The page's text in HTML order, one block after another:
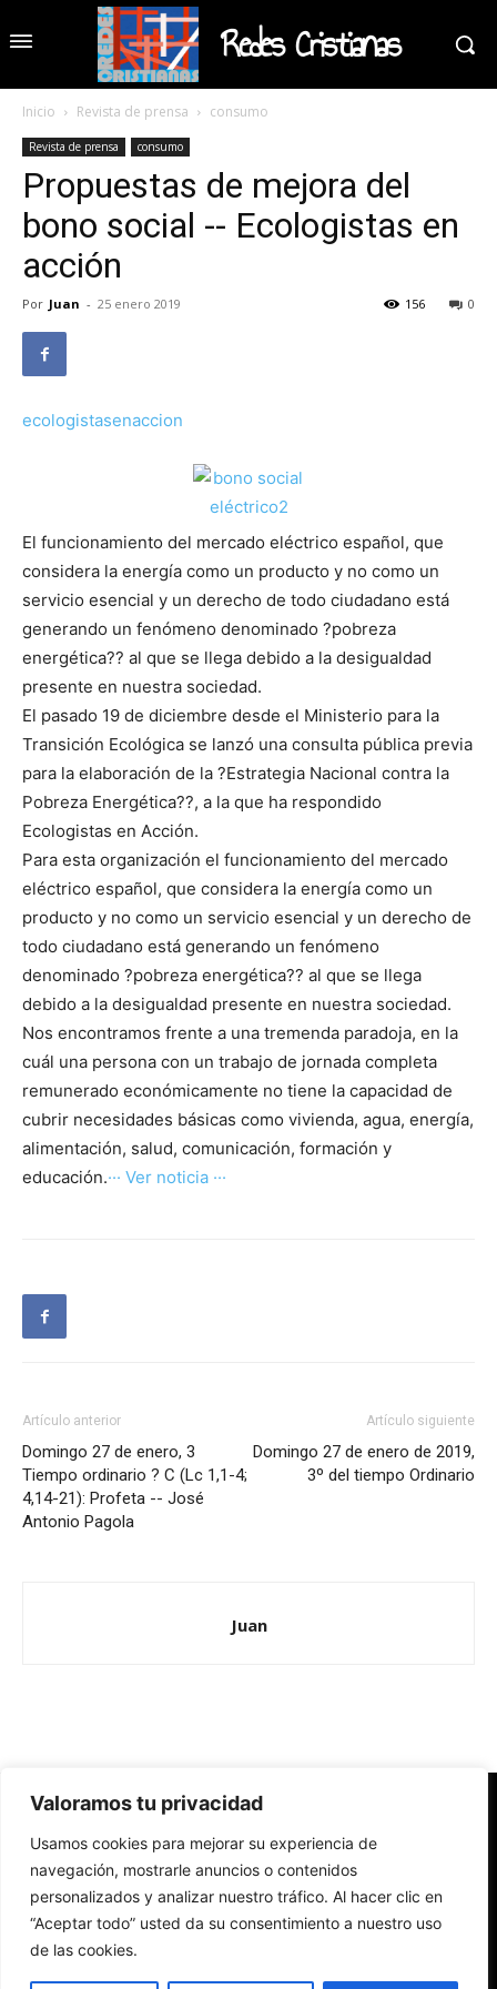
Valoramos tu privacidad
Usamos cookies para mejorar su experiencia de
navegación, mostrarle anuncios o contenidos
personalizados y analizar nuestro tráfico. Al hacer clic en
“Aceptar todo” usted da su consentimiento a nuestro uso
de las cookies.
Redes Cristianas
Inicio Revista de prensa consumo
Revista de prensa consumo
Propuestas de mejora del
bono social -- Ecologistas en
acción
Por Juan - 25 enero 2019 0
156
ecologistasenaccion
El funcionamiento del mercado eléctrico español, que
considera la energía como un producto y no como un
servicio esencial y un derecho de todo ciudadano está
generando un fenómeno denominado ?pobreza
energética?? al que se llega debido a la desigualdad
presente en nuestra sociedad.
El pasado 19 de diciembre desde el Ministerio para la
Transición Ecológica se lanzó una consulta pública previa
para la elaboración de la ?Estrategia Nacional contra la
Pobreza Energética??, a la que ha respondido
Ecologistas en Acción.
Para esta organización el funcionamiento del mercado
eléctrico español, que considera la energía como un
producto y no como un servicio esencial y un derecho de
todo ciudadano está generando un fenómeno
denominado ?pobreza energética?? al que se llega
debido a la desigualdad presente en nuestra sociedad.
Nos encontramos frente a una tremenda paradoja, en la
cuál una persona con un trabajo de jornada completa
remunerado económicamente no tiene la capacidad de
cubrir necesidades básicas como vivienda, agua, energía,
alimentación, salud, comunicación, formación y
educación.··· Ver noticia ···
Artículo anterior
Domingo 27 de enero, 3
Tiempo ordinario ? C (Lc 1,1-4;
4,14-21): Profeta -- José
Antonio Pagola
Artículo siguiente
Domingo 27 de enero de 2019,
3º del tiempo Ordinario
Juan
Redes Cristianas
Una mirada alternativa sobre la Iglesia católica y la sociedad
- Colectivos de Redes Cristianas